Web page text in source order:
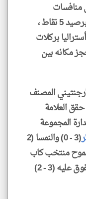
وينهي منافسات
المجموعة السابعة في المركز الثاني برصيد 5 نقاط ،
بركلات
مكانه بين
المصنف
1913.71 نقطة، حقق العلامة
المجموعة
(3 - 0) والنمسا (2
حدا لطموح منتخب كاب
فيردي أحد مفاجآت هذه النسخة وتفوق عليه (3 - 2)